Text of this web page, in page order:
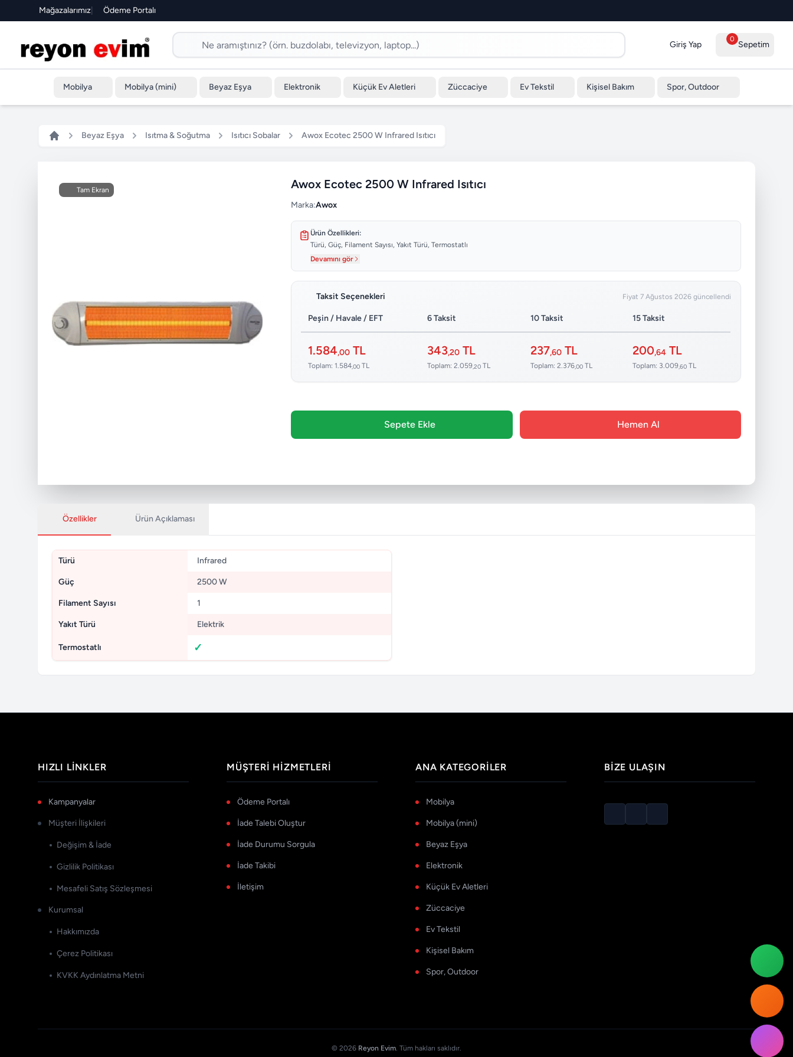
Mağazalarımız| Ödeme Portalı
Giriş Yap
0
Sepetim
Mobilya Mobilya (mini) Beyaz Eşya Elektronik Küçük Ev Aletleri Züccaciye Ev Tekstil Kişisel Bakım Spor, Outdoor
Beyaz Eşya Isıtma & Soğutma Isıtıcı Sobalar Awox Ecotec 2500 W Infrared Isıtıcı
Tam Ekran Awox Ecotec 2500 W Infrared Isıtıcı
Marka:Awox
Ürün Özellikleri:
Türü, Güç, Filament Sayısı, Yakıt Türü, Termostatlı
Devamını gör
Taksit Seçenekleri Fiyat 7 Ağustos 2026 güncellendi
Peşin / Havale / EFT 6 Taksit 10 Taksit 15 Taksit
1.584,00 TL
Toplam: 1.584,00 TL
343,20 TL
Toplam: 2.059,20 TL
237,60 TL
Toplam: 2.376,00 TL
200,64 TL
Toplam: 3.009,60 TL
Sepete Ekle Hemen Al
Özellikler Ürün Açıklaması
Türü Infrared
Güç 2500 W
Filament Sayısı 1
Yakıt Türü Elektrik
Termostatlı
HIZLI LINKLER
Kampanyalar
Müşteri İlişkileri
Değişim & İade
Gizlilik Politikası
Mesafeli Satış Sözleşmesi
Kurumsal
Hakkımızda
Çerez Politikası
KVKK Aydınlatma Metni
MÜŞTERI HIZMETLERI
Ödeme Portalı
İade Talebi Oluştur
İade Durumu Sorgula
İade Takibi
İletişim
ANA KATEGORILER
Mobilya
Mobilya (mini)
Beyaz Eşya
Elektronik
Küçük Ev Aletleri
Züccaciye
Ev Tekstil
Kişisel Bakım
Spor, Outdoor
BIZE ULAŞIN
© 2026 Reyon Evim. Tüm hakları saklıdır.